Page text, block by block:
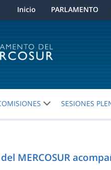
Inicio PARLAMENTO
SESIONES
MERCOSUR